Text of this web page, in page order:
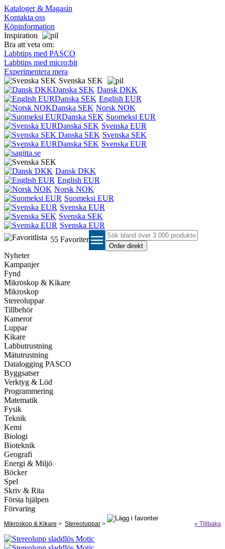
Kataloger & Magasin
Kontakta oss
Köpinformation
Inspiration
Bra att veta om:
Labbtips med PASCO
Labbtips med micro:bit
Experimentera mera
Svenska SEK
Dansk DKK
English EUR
Norsk NOK
Suomeksi EUR
Svenska EUR
Svenska SEK
Svenska EUR
Dansk DKK
English EUR
Norsk NOK
Suomeksi EUR
Svenska EUR
Svenska SEK
Svenska EUR
55 Favoriter menu
Nyheter
Kampanjer
Fynd
Mikroskop & Kikare
Mikroskop
Stereoluppar
Tillbehör
Kameror
Luppar
Kikare
Labbutrustning
Mätutrustning
Datalogging PASCO
Byggsatser
Verktyg & Löd
Programmering
Matematik
Fysik
Teknik
Kemi
Biologi
Bioteknik
Geografi
Energi & Miljö
Böcker
Spel
Skriv & Rita
Första hjälpen
Förvaring
Mikroskop & Kikare > Stereoluppar > « Tillbaka